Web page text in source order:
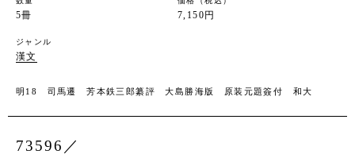
5冊 7,150円
ジャンル
漢文
明18 司馬遷 芳本鉄三郎纂評 大島勝海版 原装元題簽付 和大
73596／